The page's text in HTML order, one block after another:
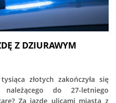
Z DZIURAWYM
złotych zakończyła się
do 27-letniego
Za jazdę ulicami miasta z